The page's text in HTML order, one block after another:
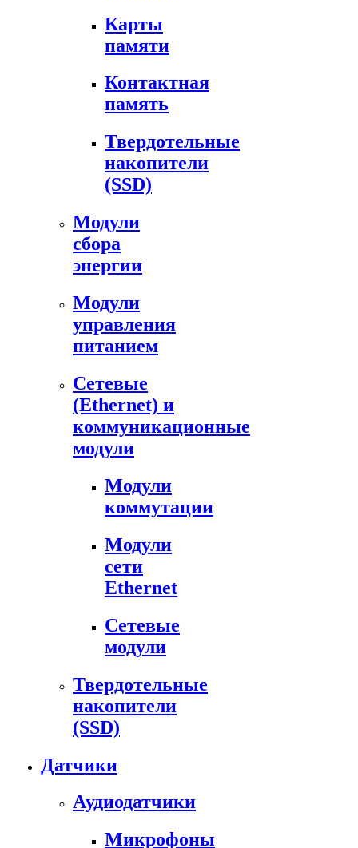
Карты
памяти
Контактная
память
Твердотельные
накопители
(SSD)
Модули
сбора
энергии
Модули
управления
питанием
Сетевые
(Ethernet) и
коммуникационные
модули
Модули
коммутации
Модули
сети
Ethernet
Сетевые
модули
Твердотельные
накопители
(SSD)
Датчики
Аудиодатчики
Микрофоны